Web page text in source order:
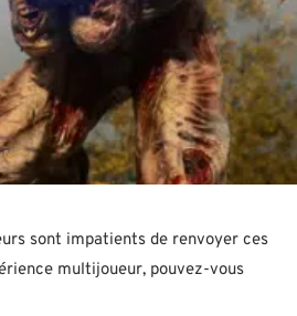
sont impatients de renvoyer ces
multijoueur, pouvez-vous